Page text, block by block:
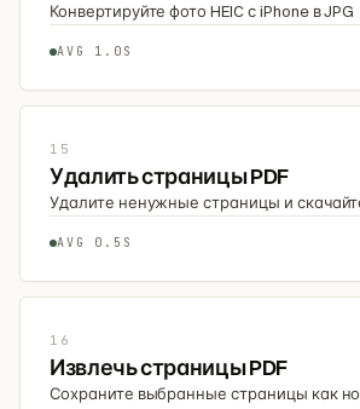
Конвертируйте фото HEIC с iPhone в JPG
AVG 1.0S
15
Удалить страницы PDF
Удалите ненужные страницы и
AVG 0.5S
16
Извлечь страницы PDF
Сохраните выбранные страницы как